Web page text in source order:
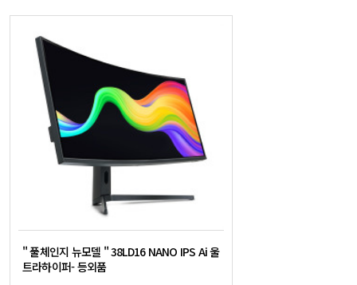
" 풀체인지 뉴모델 " 38LD16 NANO IPS Ai 울
트라하이퍼- 등외품